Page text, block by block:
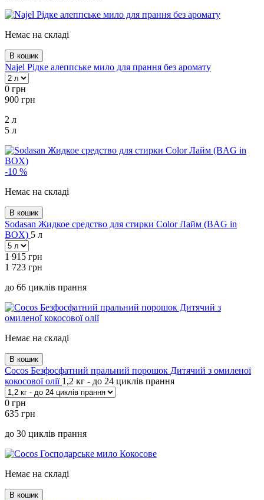
Немає на складі
В кошик
Najel Рідке алеппське мило для прання без аромату
0 грн
900 грн
2 л
5 л
-10 %
Немає на складі
В кошик
Sodasan Жидкое средство для стирки Color Лайм (BAG in
BOX) 5 л
1 915 грн
1 723 грн
до 66 циклів прання
Немає на складі
В кошик
Cocos Безфосфатний пральний порошок Дитячий з омиленої
кокосової олії 1,2 кг - до 24 циклів прання
0 грн
635 грн
до 30 циклів прання
Немає на складі
В кошик